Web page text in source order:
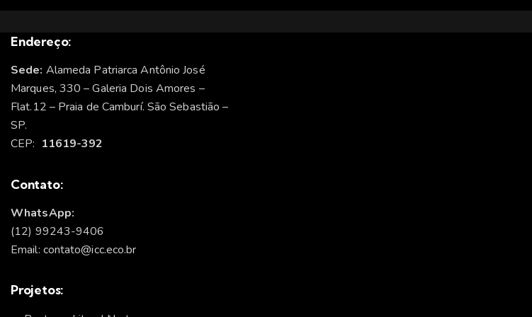
Endereço:
Sede: Alameda Patriarca Antônio José
Marques, 330 – Galeria Dois Amores –
Flat.12 – Praia de Camburí. São Sebastião –
SP.
CEP: 11619-392
Contato:
WhatsApp:
(12) 99243-9406
Email: contato@icc.eco.br
Projetos: